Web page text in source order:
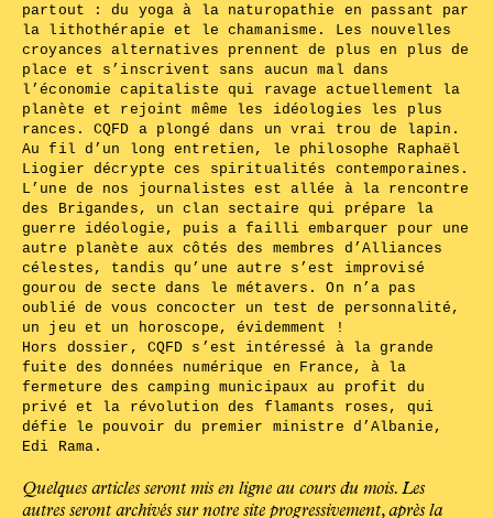
partout : du yoga à la naturopathie en passant par
la lithothérapie et le chamanisme. Les nouvelles
croyances alternatives prennent de plus en plus de
place et s’inscrivent sans aucun mal dans
l’économie capitaliste qui ravage actuellement la
planète et rejoint même les idéologies les plus
rances. CQFD a plongé dans un vrai trou de lapin.
Au fil d’un long entretien, le philosophe Raphaël
Liogier décrypte ces spiritualités contemporaines.
L’une de nos journalistes est allée à la rencontre
des Brigandes, un clan sectaire qui prépare la
guerre idéologie, puis a failli embarquer pour une
autre planète aux côtés des membres d’Alliances
célestes, tandis qu’une autre s’est improvisé
gourou de secte dans le métavers. On n’a pas
oublié de vous concocter un test de personnalité,
un jeu et un horoscope, évidemment !
Hors dossier, CQFD s’est intéressé à la grande
fuite des données numérique en France, à la
fermeture des camping municipaux au profit du
privé et la révolution des flamants roses, qui
défie le pouvoir du premier ministre d’Albanie,
Edi Rama.
Quelques articles seront mis en ligne au cours du mois. Les
autres seront archivés sur notre site progressivement, après la